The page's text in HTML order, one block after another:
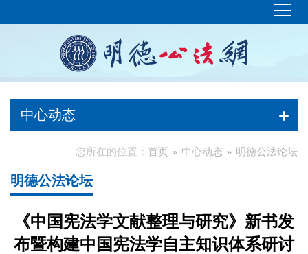
中心动态
您所在的位置： 首页 中心动态 明德公法论坛
明德公法论坛
《中国宪法学文献整理与研究》新书发
布暨构建中国宪法学自主知识体系研讨